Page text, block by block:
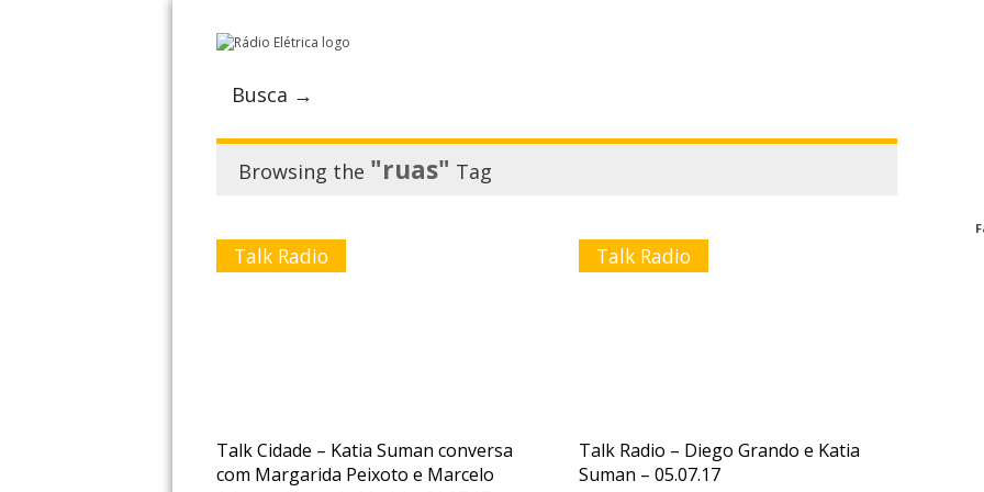
Busca →
Browsing the "ruas" Tag
Talk Radio
Talk Cidade – Katia Suman conversa
com Margarida Peixoto e Marcelo
Talk Radio
Talk Radio – Diego Grando e Katia
Suman – 05.07.17